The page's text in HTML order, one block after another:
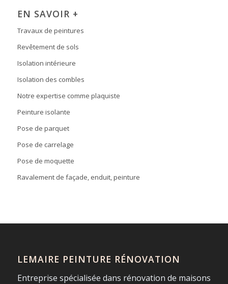
EN SAVOIR +
Travaux de peintures
Revêtement de sols
Isolation intérieure
Isolation des combles
Notre expertise comme plaquiste
Peinture isolante
Pose de parquet
Pose de carrelage
Pose de moquette
Ravalement de façade, enduit, peinture
LEMAIRE PEINTURE RÉNOVATION
Entreprise spécialisée dans rénovation de maisons